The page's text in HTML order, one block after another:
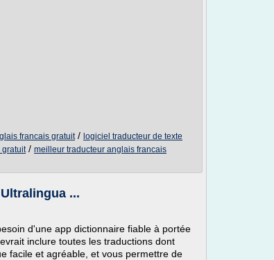
francais gratuit/ logiciel traducteur de texte
gratuit/ meilleur traducteur anglais francais
...
d'une app dictionnaire fiable à portée
inclure toutes les traductions dont
facile et agréable, et vous permettre de